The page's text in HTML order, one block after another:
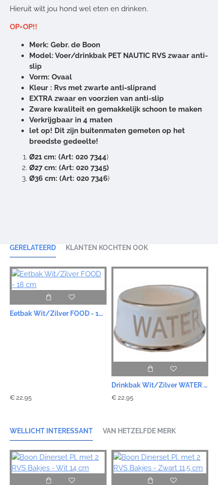
Hieruit wilt jou hond wel eten en drinken.
OP=OP!!
Merk: Gebr. de Boon
Model: Voer/drinkbak PET NAUTIC RVS zwaar anti-
slip
Vorm: Ovaal
Kleur : Rvs met zwarte anti-sliprand
EXTRA zwaar en voorzien van anti-slip
Zware kwaliteit en gemakkelijk schoon te maken
Verkrijgbaar in 4 maten
let op! Dit zijn buitenmaten gemeten op het
breedste gedeelte!
Ø21 cm: (Art: 020 7344)
Ø27 cm: (Art: 020 7345)
Ø36 cm: (Art: 020 7346)
GERELATEERD KLANTEN KOCHTEN OOK
Eetbak Wit/Zilver FOOD - 18 cm
€ 22,95
Drinkbak Wit/Zilver WATER - 18 cm
€ 22,95
WELLICHT INTERESSANT VAN HETZELFDE MERK